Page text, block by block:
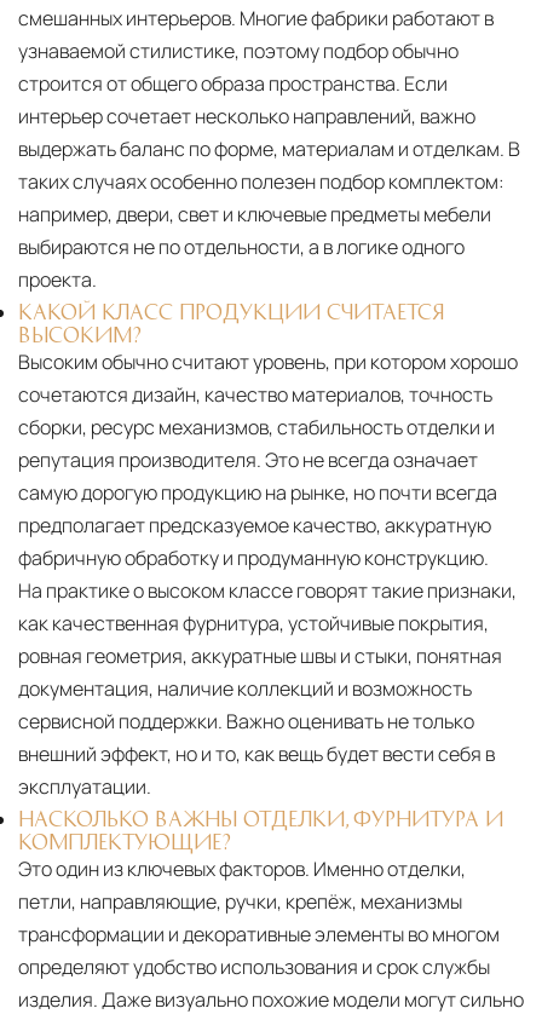
смешанных интерьеров. Многие фабрики работают в
узнаваемой стилистике, поэтому подбор обычно
строится от общего образа пространства. Если
интерьер сочетает несколько направлений, важно
выдержать баланс по форме, материалам и отделкам. В
таких случаях особенно полезен подбор комплектом:
например, двери, свет и ключевые предметы мебели
выбираются не по отдельности, а в логике одного
проекта.
КАКОЙ КЛАСС ПРОДУКЦИИ СЧИТАЕТСЯ
ВЫСОКИМ?
Высоким обычно считают уровень, при котором хорошо
сочетаются дизайн, качество материалов, точность
сборки, ресурс механизмов, стабильность отделки и
репутация производителя. Это не всегда означает
самую дорогую продукцию на рынке, но почти всегда
предполагает предсказуемое качество, аккуратную
фабричную обработку и продуманную конструкцию.
На практике о высоком классе говорят такие признаки,
как качественная фурнитура, устойчивые покрытия,
ровная геометрия, аккуратные швы и стыки, понятная
документация, наличие коллекций и возможность
сервисной поддержки. Важно оценивать не только
внешний эффект, но и то, как вещь будет вести себя в
эксплуатации.
НАСКОЛЬКО ВАЖНЫ ОТДЕЛКИ, ФУРНИТУРА И
КОМПЛЕКТУЮЩИЕ?
Это один из ключевых факторов. Именно отделки,
петли, направляющие, ручки, крепёж, механизмы
трансформации и декоративные элементы во многом
определяют удобство использования и срок службы
изделия. Даже визуально похожие модели могут сильно